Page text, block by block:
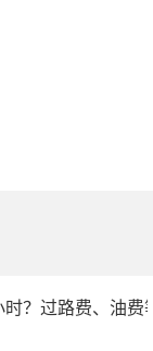
？过路费、油费